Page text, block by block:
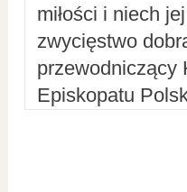
miłości i niech
zwycięstwo
przewodniczący
Episkopatu